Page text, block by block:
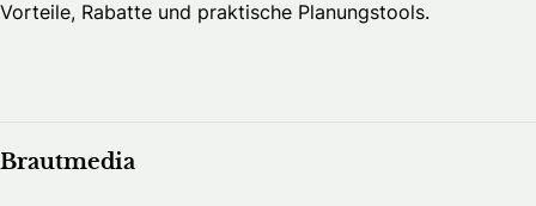
Vorteile, Rabatte und praktische Planungstools.
Brautmedia